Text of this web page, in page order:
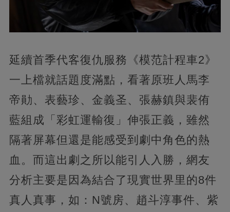
延續首季代客復仇服務《模范計程車2》
一上檔就話題度滿點，看著原班人馬李
帝勛、表藝珍、金義圣、張赫鎮與裴侑
藍組成「彩虹運輸復」伸張正義，雖然
隔著屏幕但還是能感受到劇中角色的熱
血。而這出劇之所以能引人入勝，網友
分析主要是因為結合了現實世界里的8件
真人真事，如：N號房、趙斗淳事件、紫